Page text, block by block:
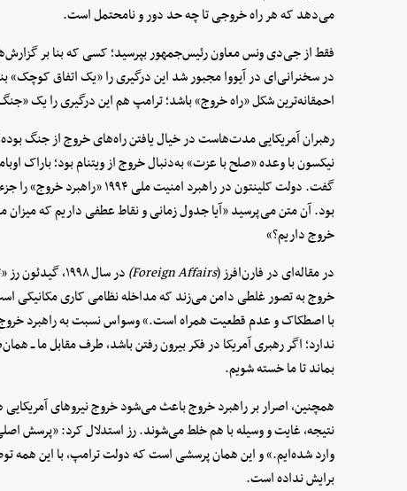
می‌دهد که هر راه خروجی تا چه حد دور و نامحتمل است.
فقط از جی‌دی ونس معاون رئیس‌جمهور بپرسید؛ کسی که بنا بر
در سخنرانی‌ای در آیووا مجبور شد این درگیری را «یک اتفاق کوچک»
احمقانه‌ترین شکل «راه خروج» باشد؛ ترامپ هم این درگیری را
رهبران آمریکایی مدت‌هاست در خیال یافتن راه‌های خروج از جنگ
نیکسون با وعده «صلح با عزت» به‌دنبال خروج از ویتنام بود؛ باراک
گفت. دولت کلینتون در راهبرد
خروج داریم؟»
در مقاله‌ای در فارن‌افرز (Foreign Affairs)
در سال ۱۹۹۸،
خروج به تصور غلطی دامن می‌زند که مداخله نظامی کاری مکانیکی
با اصطکاک و عدم قطعیت همراه است.» وسواس نسبت به راهبرد خروج
ندارد؛ اگر رهبری آمریکا در فکر بیرون رفتن باشد، طرف مقابل ما ــ
بماند تا ما خسته شویم.
همچنین، اصرار بر راهبرد خروج باعث می‌شود خروج نیروهای
نتیجه، غایت و وسیله با هم خلط می‌شوند. رز استدلال کرد: «پرسش
وارد شده‌ایم.» و این همان پرسشی است که دولت ترامپ، با این همه
برایش نداده است.